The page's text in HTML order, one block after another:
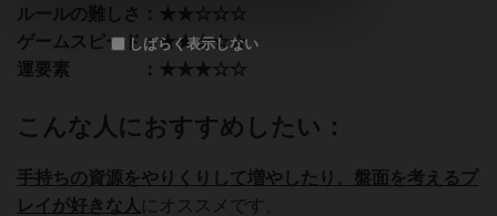
ルールの難しさ：★★☆☆☆
ゲームスピード：★★☆☆☆
運要素 ：★★★☆☆
こんな人におすすめしたい：
手持ちの資源をやりくりして増やしたり、盤面を考えるプ
レイが好きな人 にオススメです。
しばらく表示しない